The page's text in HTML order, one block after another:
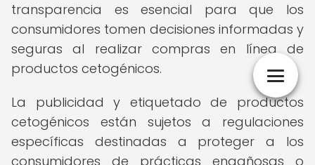
transparencia es esencial para que los
consumidores tomen decisiones informadas y
seguras al realizar compras en línea de
productos cetogénicos.
La publicidad y etiquetado de productos
cetogénicos están sujetos a regulaciones
específicas destinadas a proteger a los
consumidores de prácticas engañosas o